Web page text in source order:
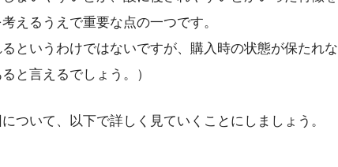
えるうえで重要な点の一つです。
というわけではないですが、購入時の状態が保たれな
と言えるでしょう。）
ついて、以下で詳しく見ていくことにしましょう。